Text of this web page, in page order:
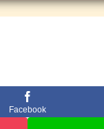
Facebook